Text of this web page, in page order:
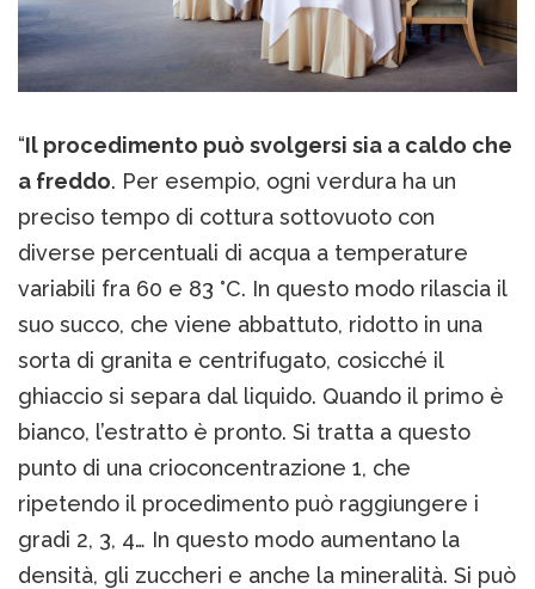
“Il procedimento può svolgersi sia a caldo che
a freddo. Per esempio, ogni verdura ha un
preciso tempo di cottura sottovuoto con
diverse percentuali di acqua a temperature
variabili fra 60 e 83 °C. In questo modo rilascia il
suo succo, che viene abbattuto, ridotto in una
sorta di granita e centrifugato, cosicché il
ghiaccio si separa dal liquido. Quando il primo è
bianco, l’estratto è pronto. Si tratta a questo
punto di una crioconcentrazione 1, che
ripetendo il procedimento può raggiungere i
gradi 2, 3, 4… In questo modo aumentano la
densità, gli zuccheri e anche la mineralità. Si può